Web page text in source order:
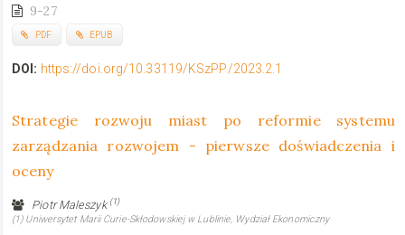
9-27
PDF EPUB
DOI: https://doi.org/10.33119/KSzPP/2023.2.1
Strategie rozwoju miast po reformie systemu
zarządzania rozwojem - pierwsze doświadczenia i
oceny
Piotr Maleszyk (1)
(1) Uniwersytet Marii Curie-Skłodowskiej w Lublinie, Wydział Ekonomiczny